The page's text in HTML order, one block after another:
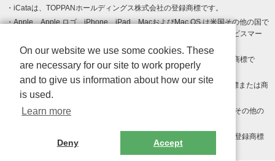
iCataは、TOPPANホールディングス株式会社の登録商標です。
Apple、Apple ロゴ、iPhone、iPad、MacおよびMac OS は米国その他の国で
登録された Apple Inc. の商標です。App Store は Apple Inc. のサービスマー
クです。
Android、Google Play および Google Play ロゴ は Google LLC の商標で
す。
Windows は Microsoft Inc.の米国およびその他の国における登録商標または商
標です。
Adobe、Adobe Reader、Adobe PDF は、Adobe Inc.の米国およびその他の
その他、記載されている会社名、商品名、ロゴは各社の商標または登録商標
On our website we use some cookies. These
are necessary for our site to work properly
and to give us information about how our site
is used.
Learn more
Deny Accept